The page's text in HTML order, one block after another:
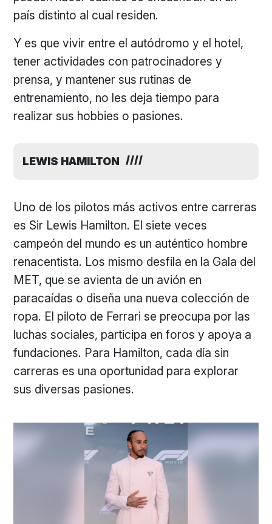
país distinto al cual residen.
Y es que vivir entre el autódromo y el hotel,
tener actividades con patrocinadores y
prensa, y mantener sus rutinas de
entrenamiento, no les deja tiempo para
realizar sus hobbies o pasiones.
LEWIS HAMILTON
Uno de los pilotos más activos entre carreras
es Sir Lewis Hamilton. El siete veces
campeón del mundo es un auténtico hombre
renacentista. Los mismo desfila en la Gala del
MET, que se avienta de un avión en
paracaídas o diseña una nueva colección de
ropa. El piloto de Ferrari se preocupa por las
luchas sociales, participa en foros y apoya a
fundaciones. Para Hamilton, cada día sin
carreras es una oportunidad para explorar
sus diversas pasiones.